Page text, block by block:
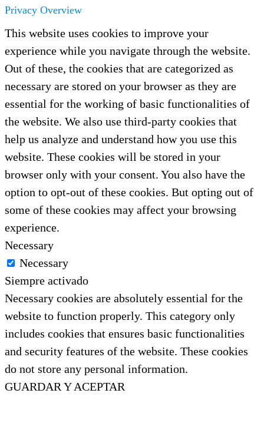
Privacy Overview
This website uses cookies to improve your
experience while you navigate through the website.
Out of these, the cookies that are categorized as
necessary are stored on your browser as they are
essential for the working of basic functionalities of
the website. We also use third-party cookies that
help us analyze and understand how you use this
website. These cookies will be stored in your
browser only with your consent. You also have the
option to opt-out of these cookies. But opting out of
some of these cookies may affect your browsing
experience.
Necessary
Necessary
Siempre activado
Necessary cookies are absolutely essential for the
website to function properly. This category only
includes cookies that ensures basic functionalities
and security features of the website. These cookies
do not store any personal information.
GUARDAR Y ACEPTAR